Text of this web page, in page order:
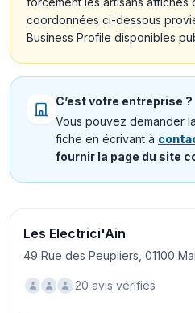
coordonnées ci-dessous
Business Profile disponibles
C’est votre entreprise ?
Vous pouvez demander
fiche en écrivant à
fournir la page du site
Les Electrici'Ain
49 Rue des Peupliers, 01100
20 avis vérifiés